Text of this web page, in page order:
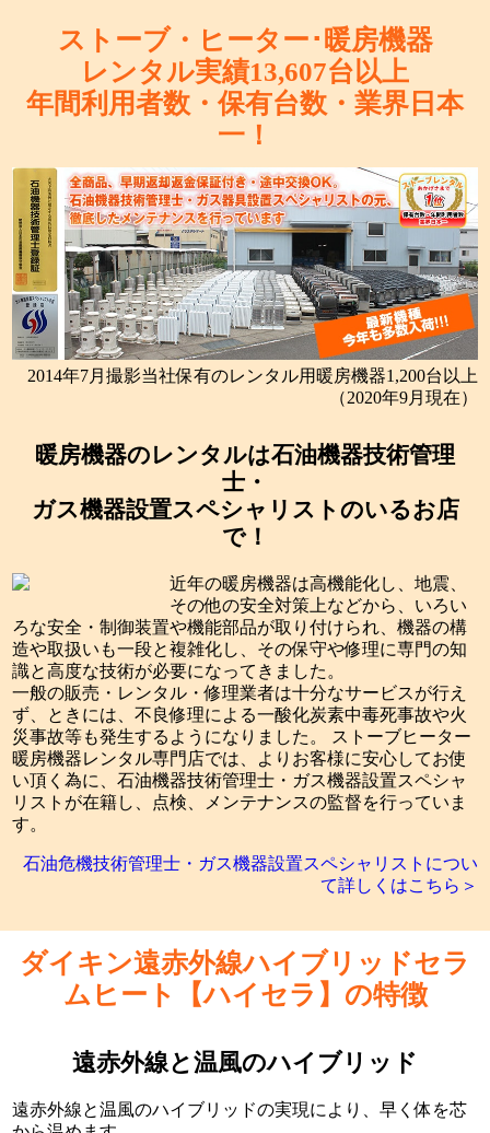
ストーブ・ヒーター･暖房機器
レンタル実績13,607台以上
年間利用者数・保有台数・ 業界日本
一！
2014年7月撮影当社保有のレンタル用暖房機器1,200台以上
（2020年9月現在）
暖房機器のレンタルは石油機器技術管理
士・
ガス機器設置スペシャリストのいるお店
で！
近年の暖房機器は高機能化し、地震、
その他の安全対策上などから、いろい
ろな安全・制御装置や機能部品が取り付けられ、機器の構
造や取扱いも一段と複雑化し、その保守や修理に専門の知
識と高度な技術が必要になってきました。
一般の販売・レンタル・修理業者は十分なサービスが行え
ず、ときには、不良修理による一酸化炭素中毒死事故や火
災事故等も発生するようになりました。 ストーブヒーター
暖房機器レンタル専門店では、よりお客様に安心してお使
い頂く為に、石油機器技術管理士・ガス機器設置スペシャ
リストが在籍し、点検、メンテナンスの監督を行っていま
す。
石油危機技術管理士・ガス機器設置スペシャリストについ
て詳しくはこちら＞
ダイキン遠赤外線ハイブリッドセラ
ムヒート【ハイセラ】の特徴
遠赤外線と温風のハイブリッド
遠赤外線と温風のハイブリッドの実現により、早く体を芯